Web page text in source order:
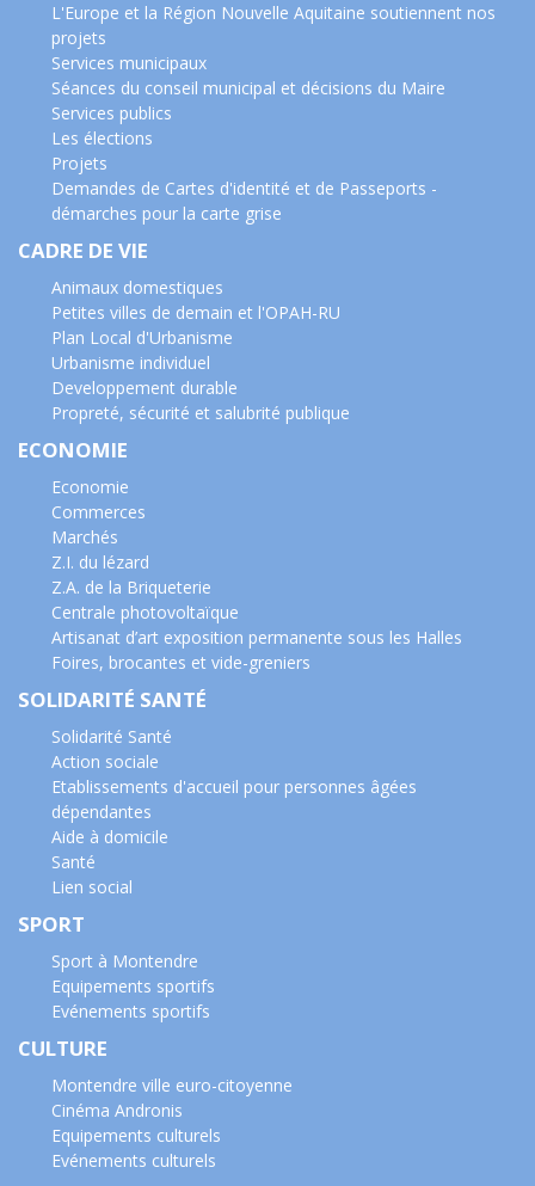
L'Europe et la Région Nouvelle Aquitaine soutiennent nos
projets
Services municipaux
Séances du conseil municipal et décisions du Maire
Services publics
Les élections
Projets
Demandes de Cartes d'identité et de Passeports -
démarches pour la carte grise
CADRE DE VIE
Animaux domestiques
Petites villes de demain et l'OPAH-RU
Plan Local d'Urbanisme
Urbanisme individuel
Developpement durable
Propreté, sécurité et salubrité publique
ECONOMIE
Economie
Commerces
Marchés
Z.I. du lézard
Z.A. de la Briqueterie
Centrale photovoltaïque
Artisanat d’art exposition permanente sous les Halles
Foires, brocantes et vide-greniers
SOLIDARITÉ SANTÉ
Solidarité Santé
Action sociale
Etablissements d'accueil pour personnes âgées
dépendantes
Aide à domicile
Santé
Lien social
SPORT
Sport à Montendre
Equipements sportifs
Evénements sportifs
CULTURE
Montendre ville euro-citoyenne
Cinéma Andronis
Equipements culturels
Evénements culturels